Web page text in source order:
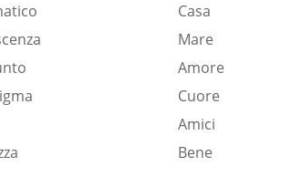
Casa
Mare
Amore
Cuore
Amici
Bene